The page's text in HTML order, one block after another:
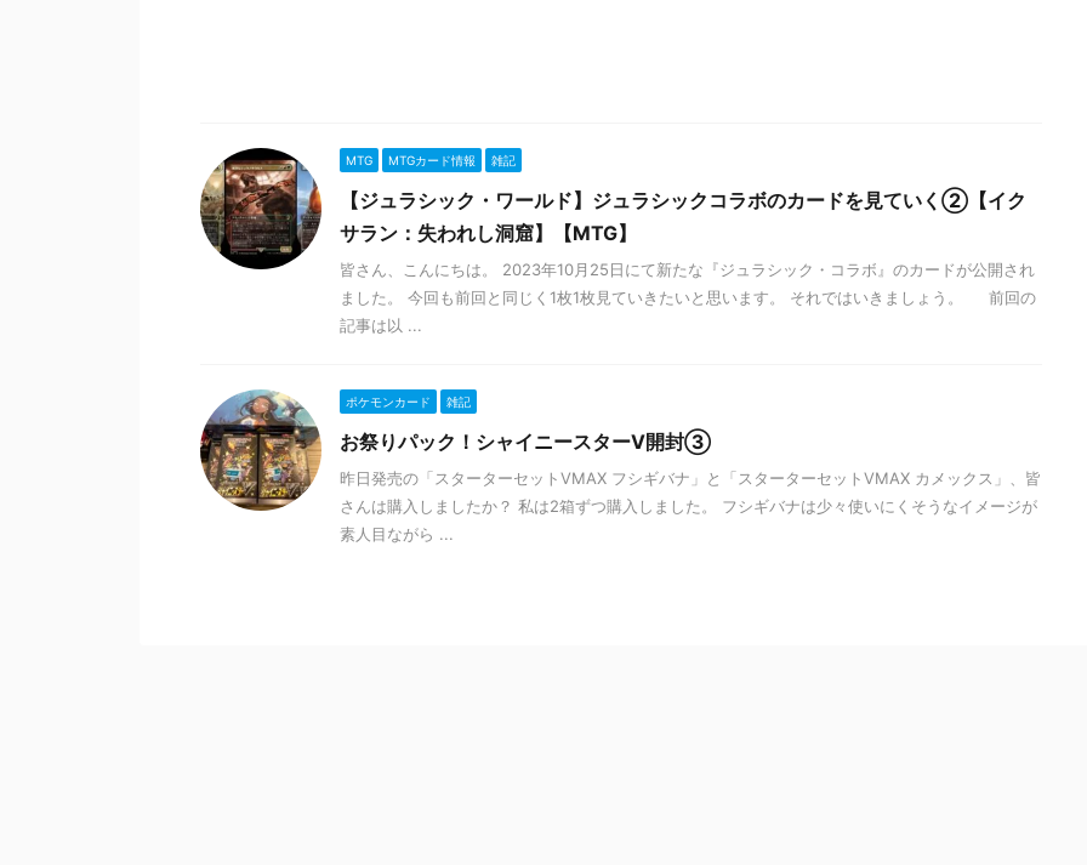
MTG MTGカード情報 雑記
【ジュラシック・ワールド】ジュラシックコラボのカードを見ていく②【イク
サラン：失われし洞窟】【MTG】
皆さん、こんにちは。 2023年10月25日にて新たな『ジュラシック・コラボ』のカードが公開され
ました。 今回も前回と同じく1枚1枚見ていきたいと思います。 それではいきましょう。 前回の
記事は以 ...
ポケモンカード 雑記
お祭りパック！シャイニースターV開封③
昨日発売の「スターターセットVMAX フシギバナ」と「スターターセットVMAX カメックス」、皆
さんは購入しましたか？ 私は2箱ずつ購入しました。 フシギバナは少々使いにくそうなイメージが
素人目ながら ...